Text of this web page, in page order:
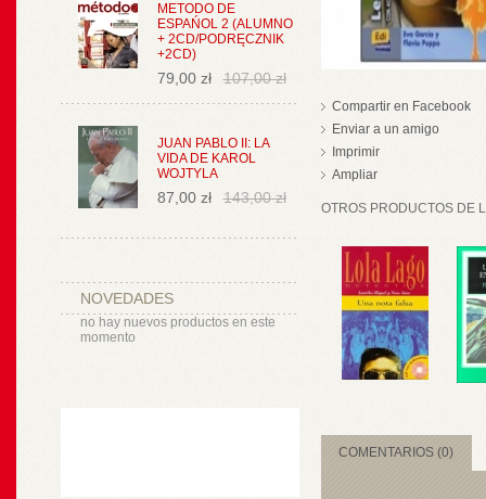
METODO DE
ESPAŃOL 2 (ALUMNO
+ 2CD/PODRĘCZNIK
+2CD)
79,00 zł 107,00 zł
JUAN PABLO II: LA
VIDA DE KAROL
WOJTYLA
87,00 zł 143,00 zł
NOVEDADES
no hay nuevos productos en este
momento
Compartir en Facebook
Enviar a un amigo
Imprimir
Ampliar
OTROS PRODUCTOS DE
COMENTARIOS (0)